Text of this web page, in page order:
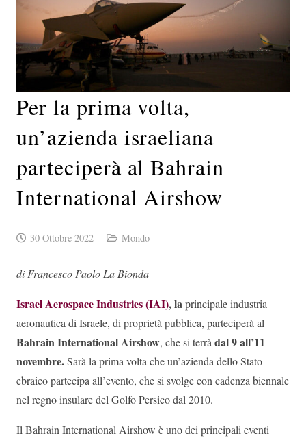
Per la prima volta,
un’azienda israeliana
parteciperà al Bahrain
International Airshow
30 Ottobre 2022 Mondo
di Francesco Paolo La Bionda
Israel Aerospace Industries (IAI), laprincipale industria
aeronautica di Israele, di proprietà pubblica, parteciperà al
Bahrain International Airshow, che si terràdal 9 all’11
novembre.Sarà la prima volta che un’azienda dello Stato
ebraico partecipa all’evento, che si svolge con cadenza biennale
nel regno insulare del Golfo Persico dal 2010.
Il Bahrain International Airshow è uno dei principali eventi